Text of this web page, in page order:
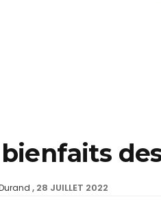
28 JUILLET 2022